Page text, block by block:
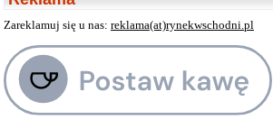
Zareklamuj się u nas: reklama(at)rynekwschodni.pl